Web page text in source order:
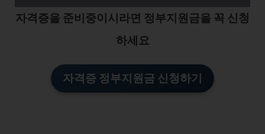
자격증을 준비중이시라면 정부지원금을 꼭 신청
하세요
자격증 정부지원금 신청하기